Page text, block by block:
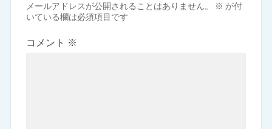
メールアドレスが公開されることはありません。 ※ が付
いている欄は必須項目です
コメント ※